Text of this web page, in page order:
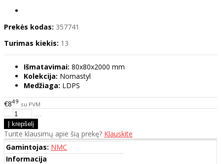
Prekės kodas: 357741
Turimas kiekis: 13
Išmatavimai: 80x80x2000 mm
Kolekcija: Nomastyl
Medžiaga: LDPS
€849 su PVM
Turite klausimų apie šią prekę? Klauskite
Gamintojas: NMC
Informacija